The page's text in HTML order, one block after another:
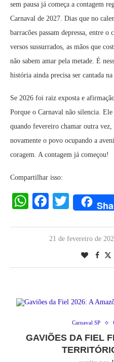
sem pausa já começa a contagem
Carnaval de 2027. Dias que no
barracões passam depressa, entre
versos sussurrados, as mãos que
não sabem amar pela metade. É
história ainda precisa ser cantada
Se 2026 foi raiz exposta e
Porque o Carnaval não silencia.
quando fevereiro chamar outra vez,
novamente o povo ocupando a
coragem. A contagem já começou!
Compartilhar isso:
WhatsApp
Facebook
21 de fevereiro de
Carnaval SP
GAVIÕES DA FIEL